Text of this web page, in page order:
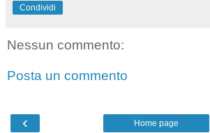
Condividi
Nessun commento:
Posta un commento
‹ Home page